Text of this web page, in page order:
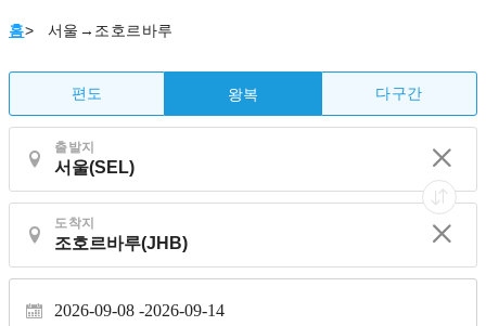
홈> 서울→조호르바루
편도 왕복 다구간
출발지
도착지
2026-09-08 2026-09-14